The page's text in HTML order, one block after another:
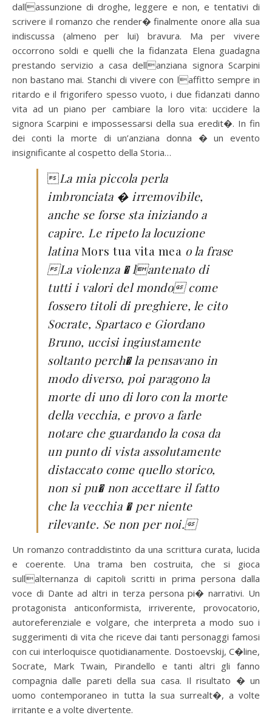
dallassunzione di droghe, leggere e non, e tentativi di
scrivere il romanzo che render� finalmente onore alla sua
indiscussa (almeno per lui) bravura. Ma per vivere
occorrono soldi e quelli che la fidanzata Elena guadagna
prestando servizio a casa dellanziana signora Scarpini
non bastano mai. Stanchi di vivere con laffitto sempre in
ritardo e il frigorifero spesso vuoto, i due fidanzati danno
vita ad un piano per cambiare la loro vita: uccidere la
signora Scarpini e impossessarsi della sua eredit�. In fin
dei conti la morte di un’anziana donna � un evento
insignificante al cospetto della Storia…
La mia piccola perla
imbronciata � irremovibile,
anche se forse sta iniziando a
capire. Le ripeto la locuzione
latinaMors tua vita mea o la frase
La violenza � lantenato di
tutti i valori del mondo come
fossero titoli di preghiere, le cito
Socrate, Spartaco e Giordano
Bruno, uccisi ingiustamente
soltanto perch� la pensavano in
modo diverso, poi paragono la
morte di uno di loro con la morte
della vecchia, e provo a farle
notare che guardando la cosa da
un punto di vista assolutamente
distaccato come quello storico,
non si pu� non accettare il fatto
che la vecchia � per niente
rilevante. Se non per noi.
Un romanzo contraddistinto da una scrittura curata, lucida
e coerente. Una trama ben costruita, che si gioca
sullalternanza di capitoli scritti in prima persona dalla
voce di Dante ad altri in terza persona pi� narrativi. Un
protagonista anticonformista, irriverente, provocatorio,
autoreferenziale e volgare, che interpreta a modo suo i
suggerimenti di vita che riceve dai tanti personaggi famosi
con cui interloquisce quotidianamente. Dostoevskij, C�line,
Socrate, Mark Twain, Pirandello e tanti altri gli fanno
compagnia dalle pareti della sua casa. Il risultato � un
uomo contemporaneo in tutta la sua surrealt�, a volte
irritante e a volte divertente.